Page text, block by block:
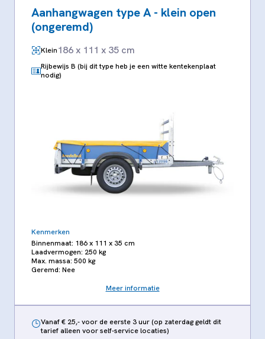
Aanhangwagen type A - klein open
(ongeremd)
Klein186 x 111 x 35 cm
Rijbewijs B (bij dit type heb je een witte kentekenplaat
nodig)
Kenmerken
Binnenmaat: 186 x 111 x 35 cm
Laadvermogen: 250 kg
Max. massa: 500 kg
Geremd: Nee
Meer informatie
Vanaf € 25,- voor de eerste 3 uur (op zaterdag geldt dit
tarief alleen voor self-service locaties)